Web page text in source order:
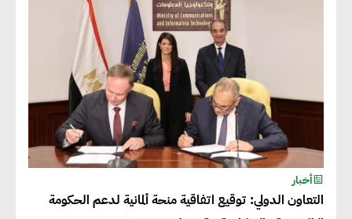
أخبار
التعاون الدولي: توقيع اتفاقية منحة ألمانية لدعم الحكومة